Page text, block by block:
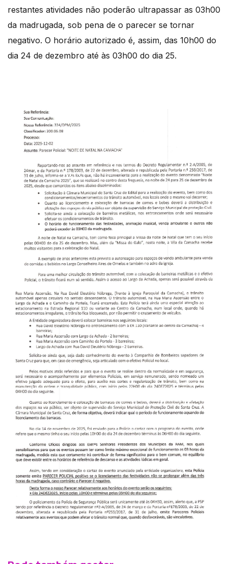
restantes atividades não poderão ultrapassar as 03h00
da madrugada, sob pena de o parecer se tornar
negativo. O horário autorizado é, assim, das 10h00 do
dia 24 de dezembro até às 03h00 do dia 25.